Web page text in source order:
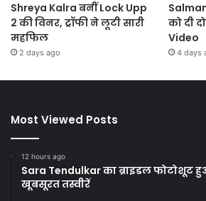
Shreya Kalra बनीं Lock Upp
2 की विनर, ट्रॉफी ने लूटी सारी
महफिल
2 days ago
को दी
Video
4 days
Most Viewed Posts
12 hours ago
Sara Tendulkar का ब्राइडल फोटोशूट
खूबसूरत तस्वीरें